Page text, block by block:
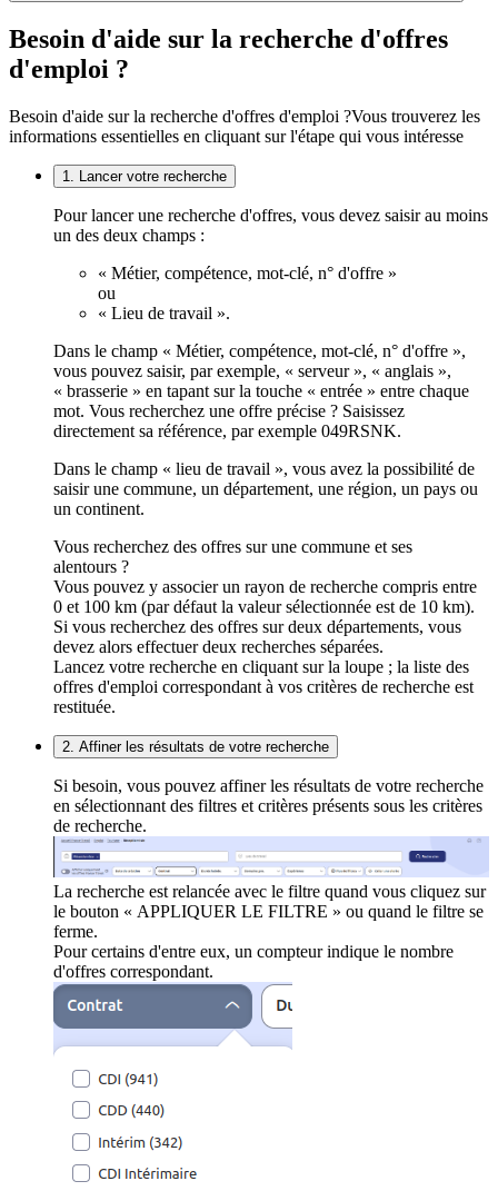
Besoin d'aide sur la recherche d'offres
d'emploi ?
Besoin d'aide sur la recherche d'offres d'emploi ?Vous trouverez les
informations essentielles en cliquant sur l'étape qui vous intéresse
1. Lancer votre recherche
Pour lancer une recherche d'offres, vous devez saisir au moins
un des deux champs :
« Métier, compétence, mot-clé, n° d'offre »
ou
« Lieu de travail ».
Dans le champ « Métier, compétence, mot-clé, n° d'offre »,
vous pouvez saisir, par exemple, « serveur », « anglais »,
« brasserie » en tapant sur la touche « entrée » entre chaque
mot. Vous recherchez une offre précise ? Saisissez
directement sa référence, par exemple 049RSNK.
Dans le champ « lieu de travail », vous avez la possibilité de
saisir une commune, un département, une région, un pays ou
un continent.
Vous recherchez des offres sur une commune et ses
alentours ?
Vous pouvez y associer un rayon de recherche compris entre
0 et 100 km (par défaut la valeur sélectionnée est de 10 km).
Si vous recherchez des offres sur deux départements, vous
devez alors effectuer deux recherches séparées.
Lancez votre recherche en cliquant sur la loupe ; la liste des
offres d'emploi correspondant à vos critères de recherche est
restituée.
2. Affiner les résultats de votre recherche
Si besoin, vous pouvez affiner les résultats de votre recherche
en sélectionnant des filtres et critères présents sous les critères
de recherche.
La recherche est relancée avec le filtre quand vous cliquez sur
le bouton « APPLIQUER LE FILTRE » ou quand le filtre se
ferme.
Pour certains d'entre eux, un compteur indique le nombre
d'offres correspondant.